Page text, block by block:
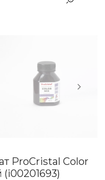
ProCristal Color
(i00201693)